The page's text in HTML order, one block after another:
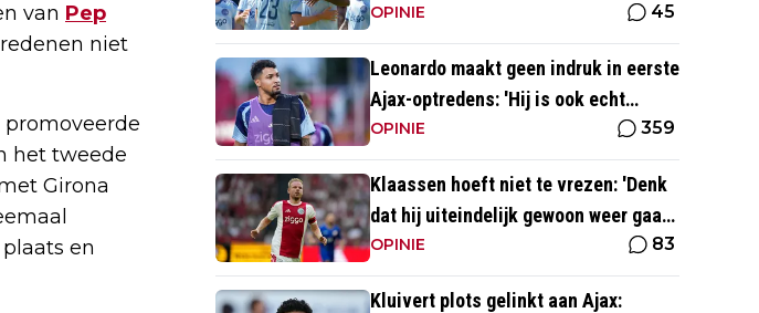
van Pep
niet
het tweede
Girona
en
eigenlijk al'
OPINIE 45
Leonardo maakt geen indruk in eerste
Ajax-optredens: 'Hij is ook echt
langzaam'
OPINIE 359
Klaassen hoeft niet te vrezen: 'Denk
dat hij uiteindelijk gewoon weer gaat
spelen'
OPINIE 83
Kluivert plots gelinkt aan Ajax: